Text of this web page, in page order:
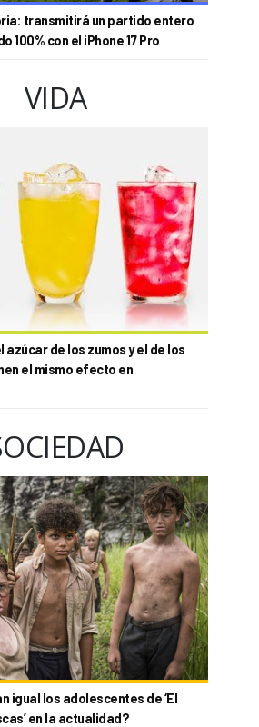
transmitirá un partido entero
100% con el iPhone 17 Pro
VIDA
azúcar de los zumos y el de los
el mismo efecto en
igual los adolescentes de ‘El
en la actualidad?